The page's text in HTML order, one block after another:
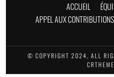
ACCUEIL
APPEL AUX
© COPYRIGHT 2024, ALL